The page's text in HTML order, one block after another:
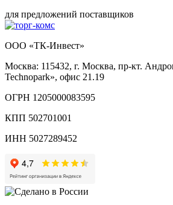
для предложений поставщиков
ООО «ТК-Инвест»
Москва: 115432, г. Москва, пр-кт.
Technopark», офис 21.19
ОГРН 1205000083595
КПП 502701001
ИНН 5027289452